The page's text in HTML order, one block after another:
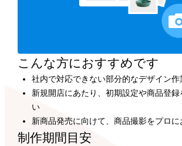
300,000円～
プロのデザイナーが、テンプレートをも
こんな方におすすめです
社内で対応できない部分的なデザイン
新規開店にあたり、初期設定や商品登録
い
新商品発売に向けて、商品撮影をプロ
制作期間目安